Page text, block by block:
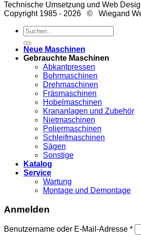
Technische Umsetzung und Web
Copyright 1985 - 2026 © Wiegand
Suche
nach:
Neue Maschinen
Gebrauchte Maschinen
Abkantpressen
Bohrmaschinen
Drehmaschinen
Fräsmaschinen
Hobelmaschinen
Krananlagen und Zubehör
Nietmaschinen
Poliermaschinen
Schleifmaschinen
Sägen
Sonstige
Katalog
Service
Wartung
Montage und Demontage
Anmelden
Benutzername oder E-Mail-Adresse *